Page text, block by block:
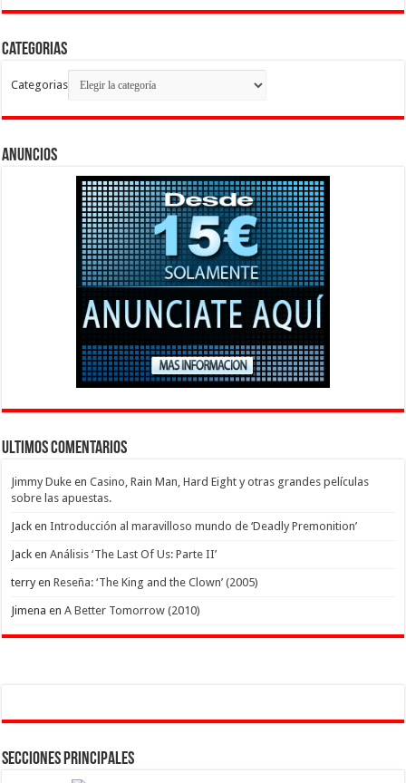
Categorias
Categorias
Anuncios
Ultimos Comentarios
Jimmy Duke enCasino, Rain Man, Hard Eight y otras grandes películas
sobre las apuestas.
Jack enIntroducción al maravilloso mundo de ‘Deadly Premonition’
Jack enAnálisis ‘The Last Of Us: Parte II’
terryenReseña: ‘The King and the Clown’ (2005)
Jimena enA Better Tomorrow (2010)
Secciones Principales